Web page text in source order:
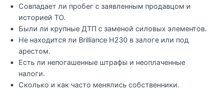
Совпадает ли пробег с заявленным продавцом и
историей ТО.
Были ли крупные ДТП с заменой силовых элементов.
Не находится ли Brilliance H230 в залоге или под
арестом.
Есть ли непогашенные штрафы и неоплаченные
налоги.
Сколько и как часто менялись собственники.